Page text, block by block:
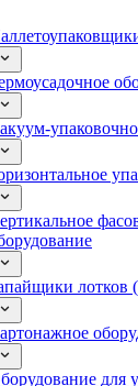
лотков
для